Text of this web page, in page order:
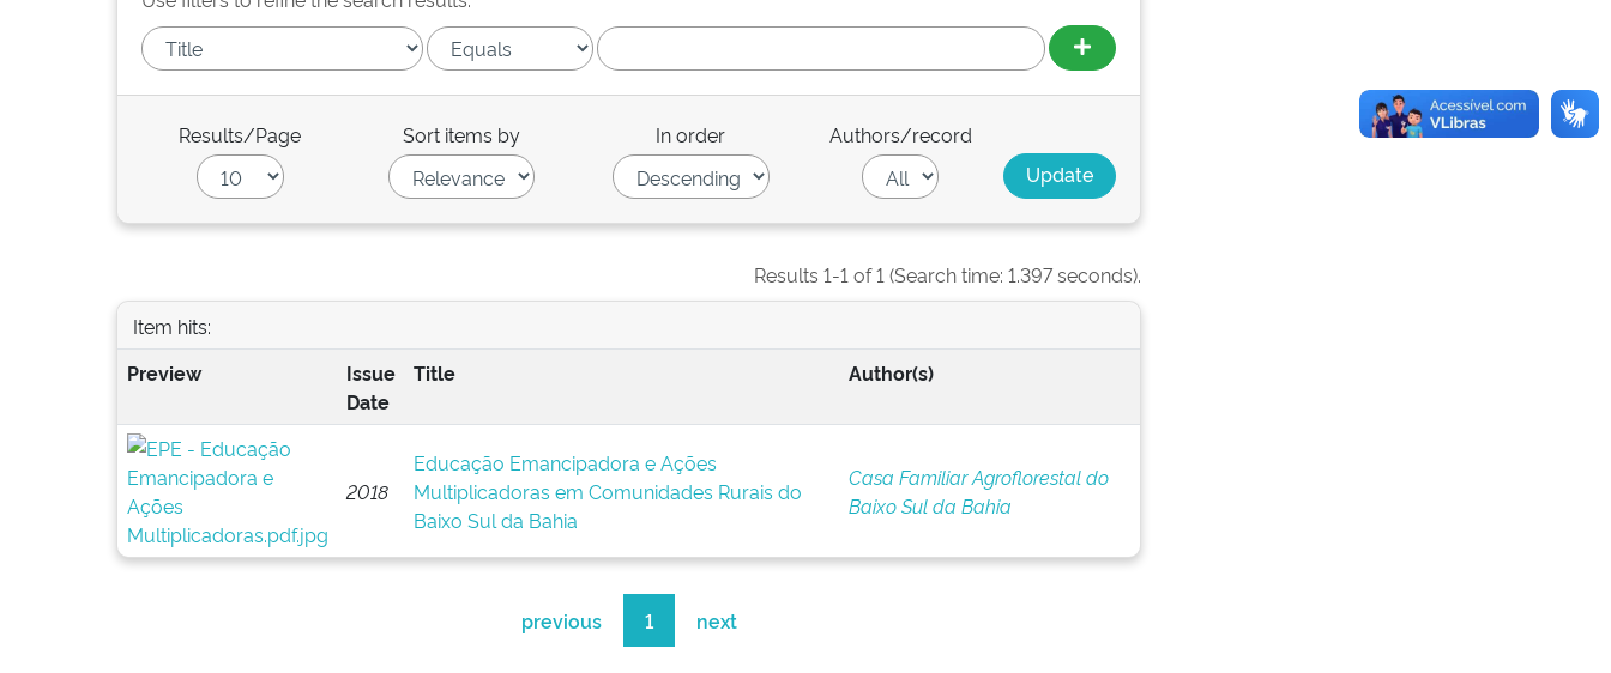
Results/Page Sort items by In order Authors/record
Results 1-1 of 1 (Search time: 1.397 seconds).
Item hits:
Preview
Issue
Date
Title Author(s)
2018
Educação Emancipadora e Ações
Multiplicadoras em Comunidades Rurais do
Baixo Sul da Bahia
Casa Familiar Agroflorestal do
Baixo Sul da Bahia
previous 1 next